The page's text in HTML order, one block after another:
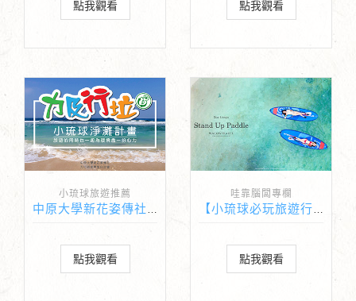
點我觀看 點我觀看
小琉球旅遊推薦
點我觀看
哇靠腦闆專欄
點我觀看